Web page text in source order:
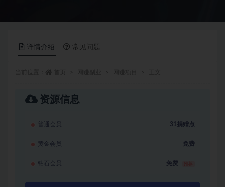
详情介绍 常见问题
资源信息
普通会员 31捐赠点
黄金会员 免费
钻石会员 免费